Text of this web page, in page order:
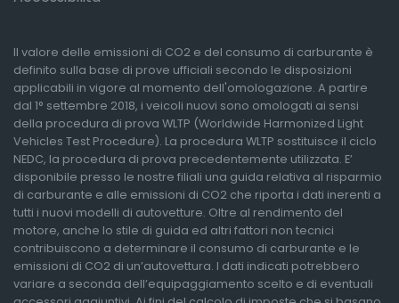
Il valore delle emissioni di CO2 e del consumo di carburante è
definito sulla base di prove ufficiali secondo le disposizioni
applicabili in vigore al momento dell'omologazione. A partire
dal 1° settembre 2018, i veicoli nuovi sono omologati ai sensi
della procedura di prova WLTP (Worldwide Harmonized Light
Vehicles Test Procedure). La procedura WLTP sostituisce il ciclo
NEDC, la procedura di prova precedentemente utilizzata. E’
disponibile presso le nostre filiali una guida relativa al risparmio
di carburante e alle emissioni di CO2 che riporta i dati inerenti a
tutti i nuovi modelli di autovetture. Oltre al rendimento del
motore, anche lo stile di guida ed altri fattori non tecnici
contribuiscono a determinare il consumo di carburante e le
emissioni di CO2 di un’autovettura. I dati indicati potrebbero
variare a seconda dell’equipaggiamento scelto e di eventuali